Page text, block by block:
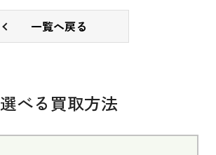
一覧へ戻る
選べる買取方法